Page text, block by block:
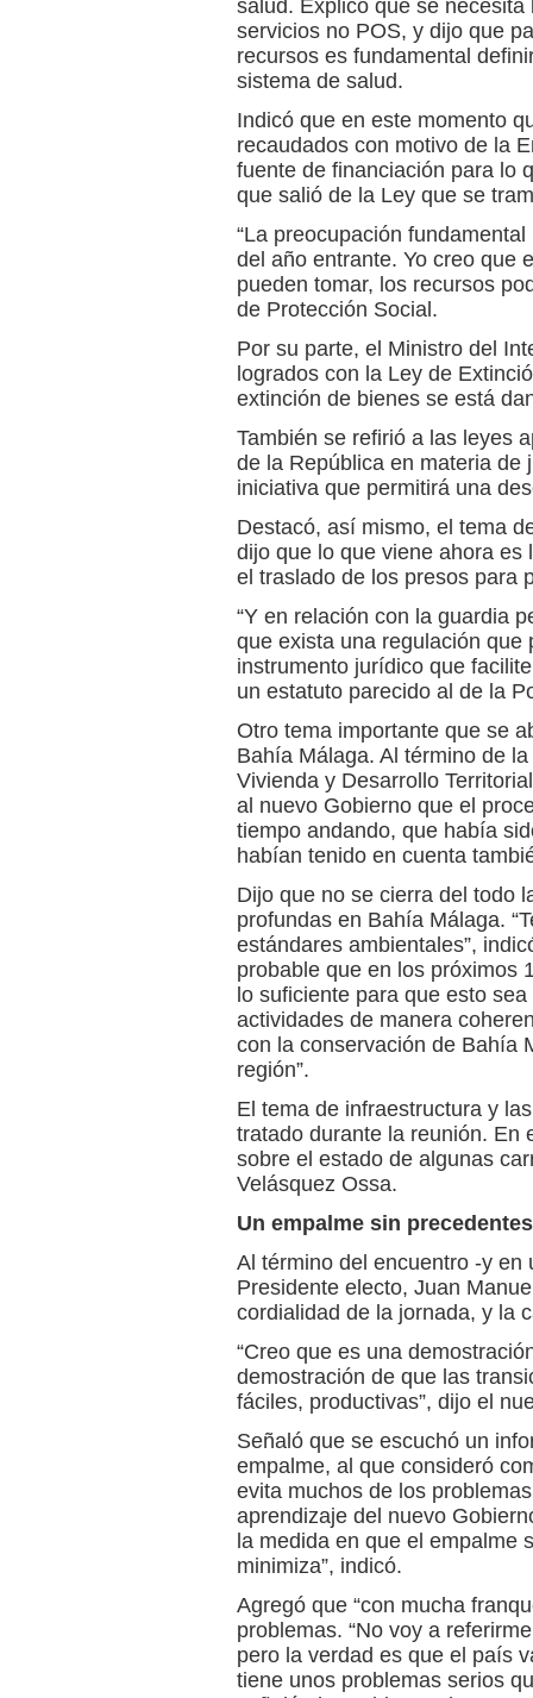
salud. Explicó que se
servicios no POS, y dijo que
recursos es fundamental
sistema de salud.
Indicó que en este momento
recaudados con motivo de la
fuente de financiación para lo
que salió de la Ley que se
“La preocupación
del año entrante. Yo creo que
pueden tomar, los recursos
de Protección Social.
Por su parte, el Ministro del
logrados con la Ley de
extinción de bienes se está
También se refirió a las leyes
de la República en materia de
iniciativa que permitirá una
Destacó, así mismo, el tema
dijo que lo que viene ahora es
el traslado de los presos para
“Y en relación con la guardia
que exista una regulación
instrumento jurídico que
un estatuto parecido al de la
Otro tema importante que se
Bahía Málaga. Al término de
Vivienda y Desarrollo
al nuevo Gobierno que el
tiempo andando, que había
habían tenido en cuenta
Dijo que no se cierra del todo
profundas en Bahía Málaga.
estándares ambientales”,
probable que en los próximos
lo suficiente para que esto
actividades de manera
con la conservación de Bahía
región”.
El tema de infraestructura y
tratado durante la reunión. En
sobre el estado de algunas
Velásquez Ossa.
Un empalme sin precedentes
Al término del encuentro -y en
Presidente electo, Juan
cordialidad de la jornada, y la
“Creo que es una
demostración de que las
fáciles, productivas”, dijo el
Señaló que se escuchó un
empalme, al que consideró
evita muchos de los
aprendizaje del nuevo
la medida en que el empalme
minimiza”, indicó.
Agregó que “con mucha
problemas. “No voy a
pero la verdad es que el país
tiene unos problemas serios